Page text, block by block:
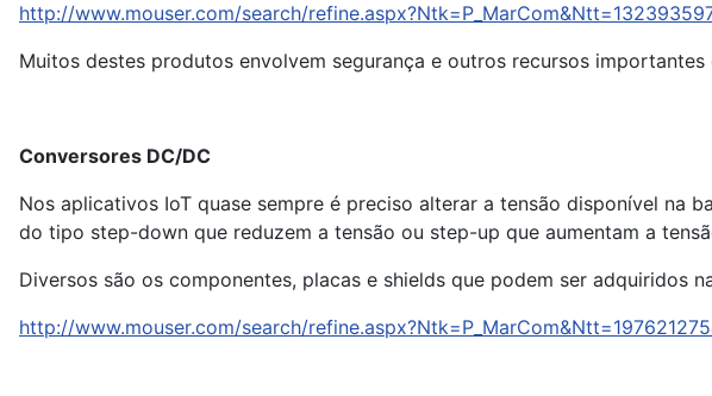
http://www.mouser.com/search/
Muitos destes produtos envolvem segurança e outros recursos importantes
Conversores DC/DC
Nos aplicativos IoT quase sempre é preciso alterar a tensão disponível na
do tipo step-down que reduzem a tensão ou step-up que aumentam a
Diversos são os componentes, placas e shields que podem ser adquiridos
http://www.mouser.com/search/